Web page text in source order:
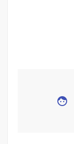
face